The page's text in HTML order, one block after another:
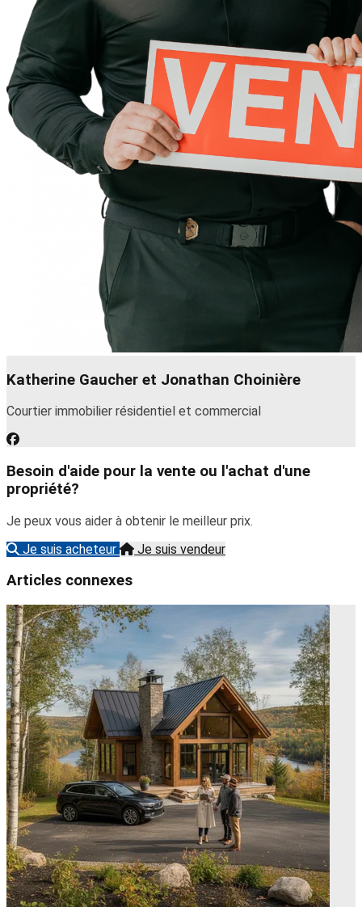
Katherine Gaucher et Jonathan Choinière
Courtier immobilier résidentiel et commercial
Besoin d'aide pour la vente ou l'achat d'une
propriété?
Je peux vous aider à obtenir le meilleur prix.
Je suis acheteur
Je suis vendeur
Articles connexes